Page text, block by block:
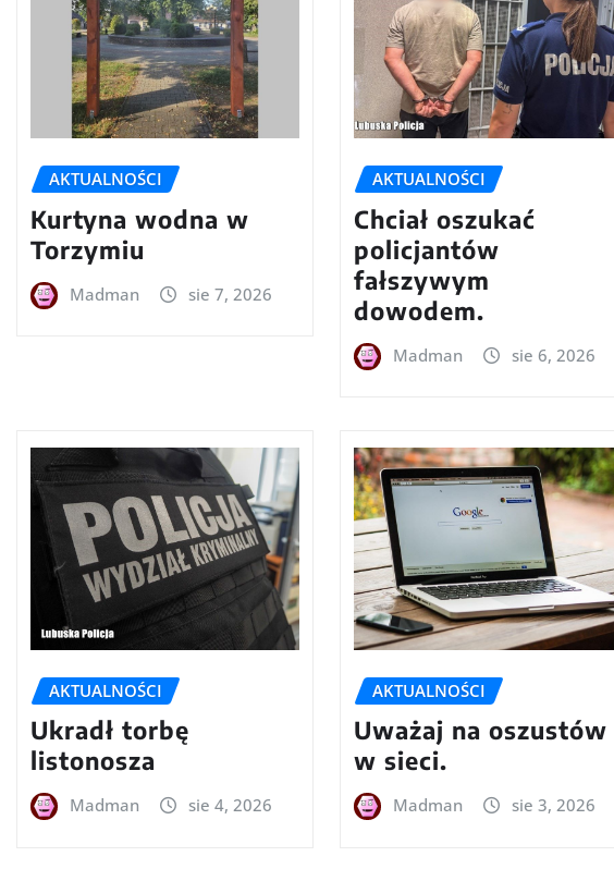
AKTUALNOŚCI
Kurtyna wodna w
Torzymiu
Madman sie 7, 2026
AKTUALNOŚCI
Chciał oszukać
policjantów
fałszywym
dowodem.
Madman sie 6, 2026
AKTUALNOŚCI
Ukradł torbę
listonosza
Madman sie 4, 2026
AKTUALNOŚCI
Uważaj na oszustów
w sieci.
Madman sie 3, 2026